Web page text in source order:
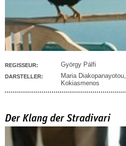
REGISSEUR: György Pálfi
DARSTELLER: Maria Diakopanayotou,
Kokiasmenos
Der Klang der Stradivari